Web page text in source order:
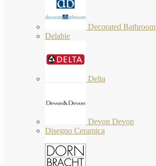
Decorated Bathroom
Delabie
Delta
Devon Devon
Disegno Ceramica